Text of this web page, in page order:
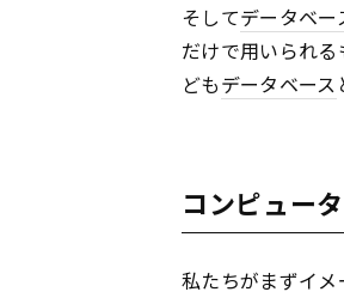
そしてデータベー
だけで用いられ
どもデータベース
コンピュー
私たちがまずイ